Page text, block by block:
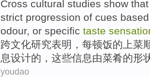
Cross cultural studies show that
strict progression of cues
odour, or specific taste
跨文化研究表明 ，每顿饭的 上菜
息设计的，这些信息由菜肴的形
youdao